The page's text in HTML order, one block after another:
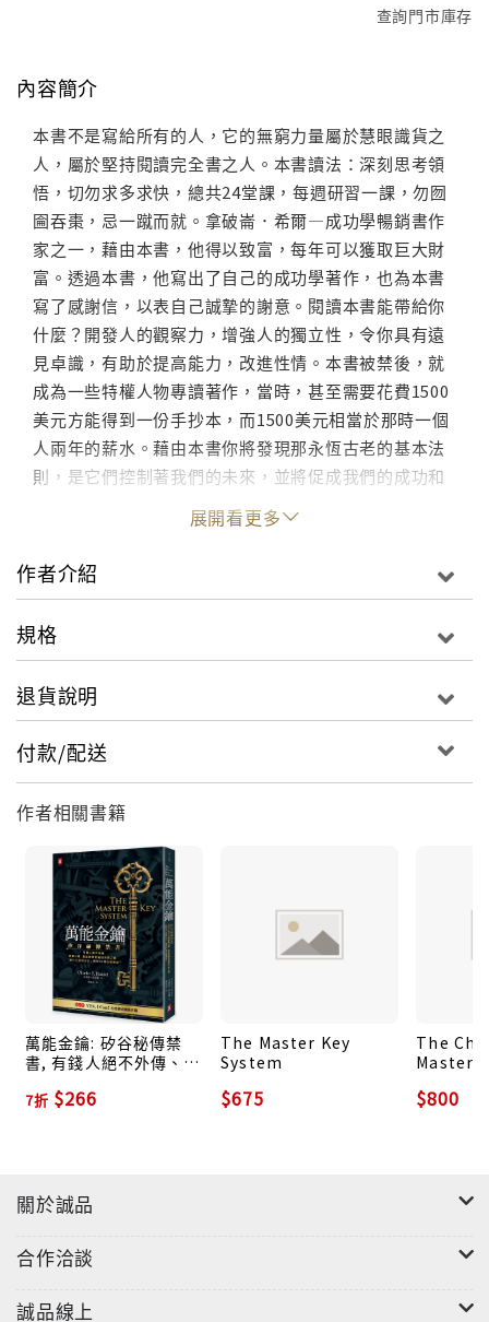
查詢門市庫存
內容簡介
本書不是寫給所有的人，它的無窮力量屬於慧眼識貨之
人，屬於堅持閱讀完全書之人。本書讀法：深刻思考領
悟，切勿求多求快，總共24堂課，每週研習一課，勿囫
圇吞棗，忌一蹴而就。拿破崙．希爾—成功學暢銷書作
家之一，藉由本書，他得以致富，每年可以獲取巨大財
富。透過本書，他寫出了自己的成功學著作，也為本書
寫了感謝信，以表自己誠摯的謝意。閱讀本書能帶給你
什麼？開發人的觀察力，增強人的獨立性，令你具有遠
見卓識，有助於提高能力，改進性情。本書被禁後，就
成為一些特權人物專讀著作，當時，甚至需要花費1500
美元方能得到一份手抄本，而1500美元相當於那時一個
人兩年的薪水。藉由本書你將發現那永恆古老的基本法
則，是它們控制著我們的未來，並將促成我們的成功和
失敗。24堂生命改造計劃，活出奇蹟人生一本在美國被
禁70年的致富經典！活中的「財富、健康和愛」是每一
個人都渴求的。任何事物都是由這三點衍生而來。現
在，你可以輕鬆地擁有它們了。其祕密就在於二十四堂
著一定的規律。如同物質世界中的規律一樣，人的精神
和精神世界。作者把他所擁有的知識，寫成了一本由24
一個，人盡皆知的祕密，那就是，許多創業者都是藉由
研讀哈奈爾先生筆耕的結晶，因而創造了財富。從矽谷
起家的億萬富翁，幾乎每個人都讀過本書。由於被禁多
年，直到近年才得以重見天日，因此一度掀起一股銷售
熱潮。本書出版後，許多成功的商界人士將其列為其必
讀之作。同時，這些人士又不希望其他人讀到本書，因
為本書會令他們突破侷限，並獲得財富和成功。
展開看更多
作者介紹
規格
退貨說明
付款/配送
作者相關書籍
萬能金鑰: 矽谷秘傳禁
書, 有錢人絕不外傳、激
的天啟之書, 吸引力法則
7折 $266
The Master Key
System
$675
The
Master
$800
關於誠品
合作洽談
誠品線上